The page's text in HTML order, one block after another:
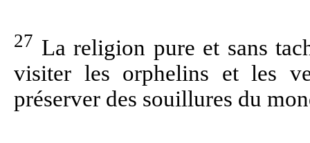
27 La religion pure et sans
visiter les orphelins et les
préserver des souillures du